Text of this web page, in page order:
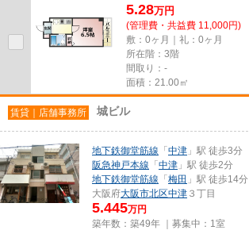
5.28万円
(管理費・共益費 11,000円)
敷：0ヶ月｜礼：0ヶ月
所在階：3階
間取り：-
面積：21.00㎡
賃貸｜店舗事務所 城ビル
地下鉄御堂筋線 「 中津 」駅 徒歩3分
阪急神戸本線 「 中津 」駅 徒歩2分
地下鉄御堂筋線 「 梅田 」駅 徒歩14分
大阪府大阪市北区中津 ３丁目
5.445万円
築年数：築49年 ｜募集中： 1室